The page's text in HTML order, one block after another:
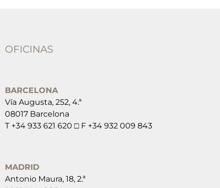
OFICINAS
BARCELONA
Vía Augusta, 252, 4.ª
08017 Barcelona
T +34 933 621 620 □ F +34 932 009 843
MADRID
Antonio Maura, 18, 2.ª